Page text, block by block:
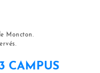
Moncton.
CAMPUS